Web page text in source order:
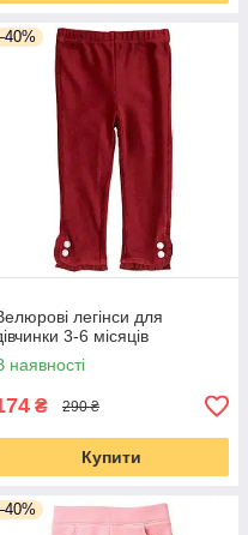
легінси для
3-6 місяців
наявності
₴ 290 ₴
Купити